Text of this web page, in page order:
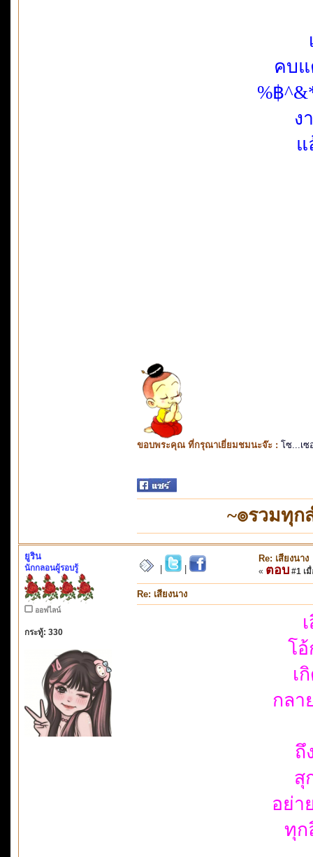
คบ
%฿
ง
แ
ขอบพระคุณ ที่กรุณาเยี่ยมชมนะจ๊ะ : โซ...เซ
~๏รวมทุ
ยูริน
นักกลอนผู้รอบรู้
ออฟไลน์
กระทู้: 330
Re: เสียงนาง
« ตอบ #1 เ
Re: เสียงนาง
โ
เ
กลา
ถึ
สุ
อย่า
ทุก